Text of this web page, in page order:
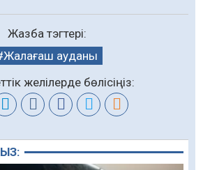
Жазба тэгтері:
Жалағаш ауданы
желілерде бөлісіңіз: